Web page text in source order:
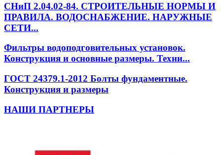
СНиП 2.04.02-84. СТРОИТЕЛЬНЫЕ НОРМЫ И
ПРАВИЛА. ВОДОСНАБЖЕНИЕ. НАРУЖНЫЕ
СЕТИ...
Фильтры водоподговительных установок.
Конструкция и основные размеры. Техни...
ГОСТ 24379.1-2012 Болты фундаментные.
Конструкция и размеры
НАШИ ПАРТНЕРЫ